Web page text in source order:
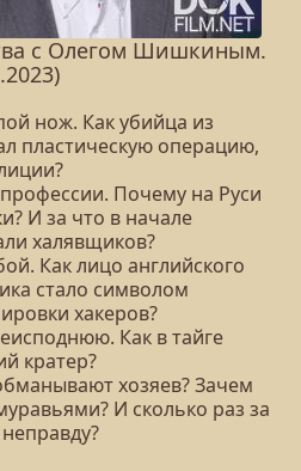
с Олегом Шишкиным.
нож. Как убийца из
пластическую операцию,
Почему на Руси
И за что в начале
халявщиков?
Как лицо английского
стало символом
хакеров?
Как в тайге
кратер?
хозяев? Зачем
И сколько раз за